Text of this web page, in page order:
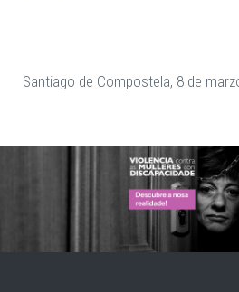
Santiago de Compostela, 8 de